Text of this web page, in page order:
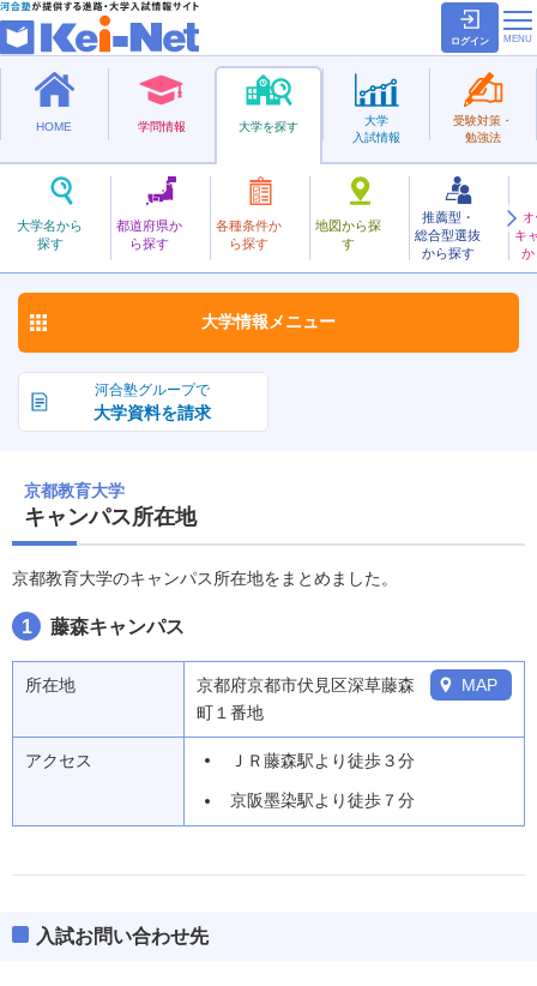
ログイン
HOME 学問情報 大学を探す
大学名から
探す
都道府県か
ら探す
各種条件か
ら探す
地図から探
す
推薦型・
総合型選抜
から探す
キ
か
大学
入試情報
受験対策・
勉強法
国立
きょうときょういく
京都教育大学 お気に入り
河合塾グループで
大学資料を請求
大学情報 メニュー
京都教育大学
キャンパス所在地
京都教育大学のキャンパス所在地をまとめました。
1 藤森キャンパス
所在地
京都府京都市伏見区深草藤森
町１番地
MAP
アクセス ＪＲ藤森駅より徒歩３分
京阪墨染駅より徒歩７分
入試お問い合わせ先